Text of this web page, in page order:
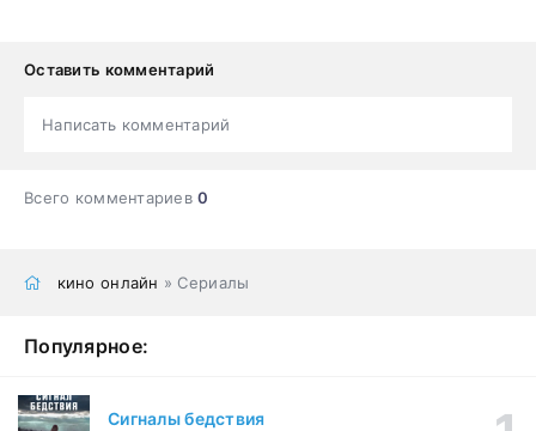
Оставить комментарий
Написать комментарий
Всего комментариев0
кино онлайн » Сериалы
Популярное:
Сигналы бедствия